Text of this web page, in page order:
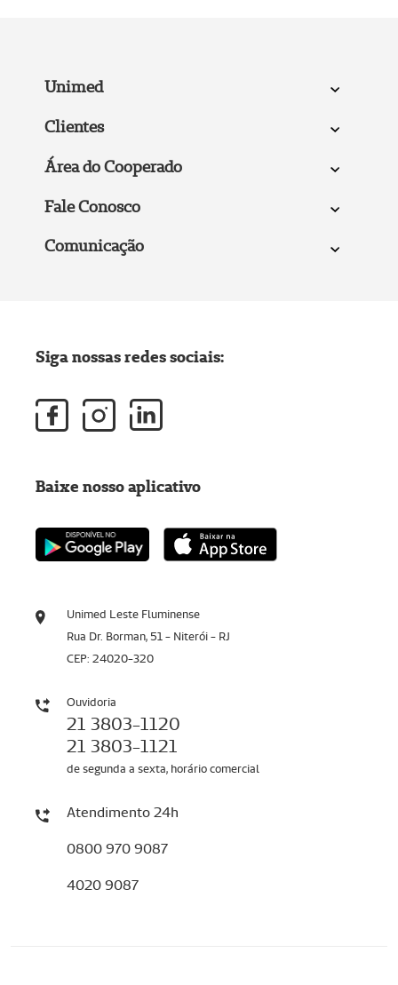
Unimed
Clientes
Área do Cooperado
Fale Conosco
Comunicação
Unimed Leste Fluminense
Rua Dr. Borman, 51 - Niterói - RJ
CEP: 24020-320
Ouvidoria
21 3803-1120
21 3803-1121
de segunda a sexta, horário comercial
Atendimento 24h
0800 970 9087
4020 9087
Siga nossas redes sociais:
Baixe nosso aplicativo